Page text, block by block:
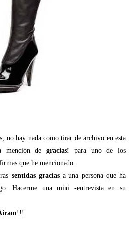
no hay nada como tirar de archivo en esta
mención degracias! para uno de los
que he mencionado.
sentidas gracias a una persona que ha
Hacerme una mini -entrevista en su
!!!